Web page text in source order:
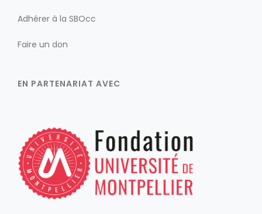
Adhérer à la SBOcc
Faire un don
EN PARTENARIAT AVEC